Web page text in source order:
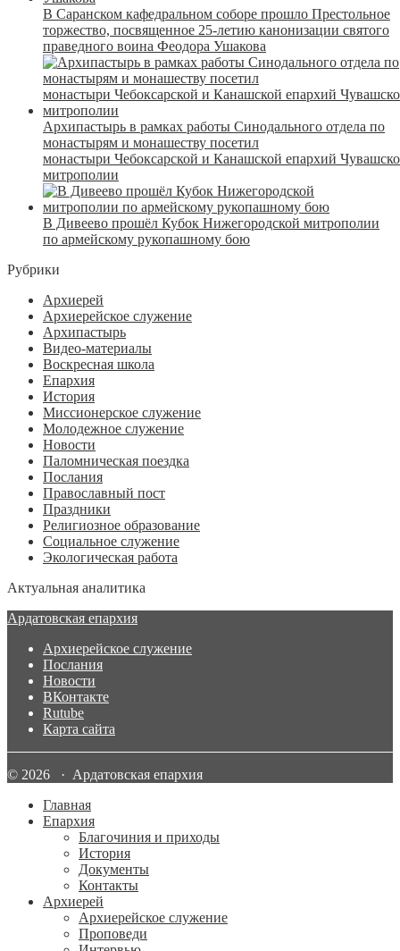
В Саранском кафедральном соборе прошло Престольное
торжество, посвященное 25-летию канонизации святого
праведного воина Феодора Ушакова
Архипастырь в рамках работы Синодального отдела по
монастырям и монашеству посетил
монастыри Чебоксарской и Канашской епархий
митрополии
В Дивеево прошёл Кубок Нижегородской митрополии
по армейскому рукопашному бою
Рубрики
Архиерей
Архиерейское служение
Архипастырь
Видео-материалы
Воскресная школа
Епархия
История
Миссионерское служение
Молодежное служение
Новости
Паломническая поездка
Послания
Православный пост
Праздники
Религиозное образование
Социальное служение
Экологическая работа
Актуальная аналитика
Ардатовская епархия
Архиерейское служение
Послания
Новости
ВКонтакте
Rutube
Карта сайта
© 2026 · Ардатовская епархия
Главная
Епархия
Благочиния и приходы
История
Документы
Контакты
Архиерей
Архиерейское служение
Проповеди